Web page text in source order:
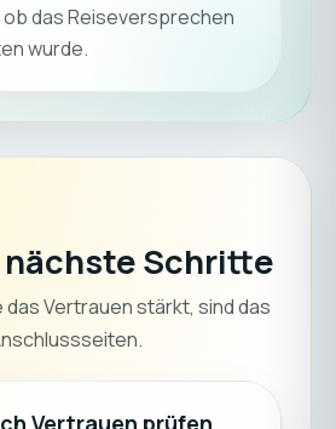
ob das Reiseversprechen
wurde.
Schritte
das Vertrauen stärkt, sind das
Vertrauen prüfen